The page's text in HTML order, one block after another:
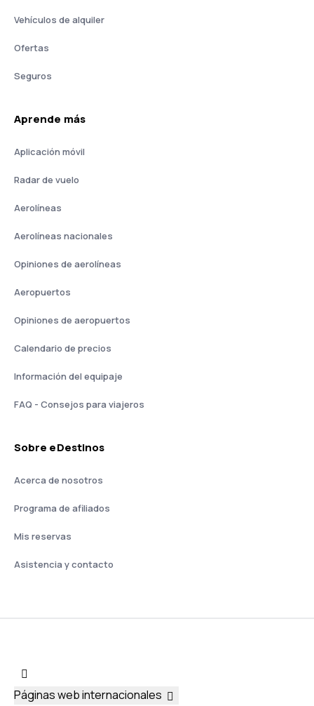
Vehículos de alquiler
Ofertas
Seguros
Aprende más
Aplicación móvil
Radar de vuelo
Aerolíneas
Aerolíneas nacionales
Opiniones de aerolíneas
Aeropuertos
Opiniones de aeropuertos
Calendario de precios
Información del equipaje
FAQ - Consejos para viajeros
Sobre eDestinos
Acerca de nosotros
Programa de afiliados
Mis reservas
Asistencia y contacto
Páginas web internacionales